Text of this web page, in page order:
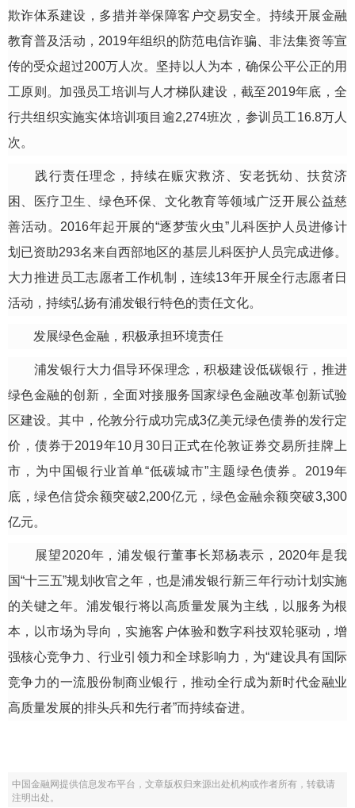
欺诈体系建设，多措并举保障客户交易安全。持续开展金融
教育普及活动，2019年组织的防范电信诈骗、非法集资等宣
传的受众超过200万人次。坚持以人为本，确保公平公正的用
工原则。加强员工培训与人才梯队建设，截至2019年底，全
行共组织实施实体培训项目逾2,274班次，参训员工16.8万人
次。
践行责任理念，持续在赈灾救济、安老抚幼、扶贫济
困、医疗卫生、绿色环保、文化教育等领域广泛开展公益慈
善活动。2016年起开展的“逐梦萤火虫”儿科医护人员进修计
划已资助293名来自西部地区的基层儿科医护人员完成进修。
大力推进员工志愿者工作机制，连续13年开展全行志愿者日
活动，持续弘扬有浦发银行特色的责任文化。
发展绿色金融，积极承担环境责任
浦发银行大力倡导环保理念，积极建设低碳银行，推进
绿色金融的创新，全面对接服务国家绿色金融改革创新试验
区建设。其中，伦敦分行成功完成3亿美元绿色债券的发行定
价，债券于2019年10月30日正式在伦敦证券交易所挂牌上
市，为中国银行业首单“低碳城市”主题绿色债券。2019年
底，绿色信贷余额突破2,200亿元，绿色金融余额突破3,300
亿元。
展望2020年，浦发银行董事长郑杨表示，2020年是我
国“十三五”规划收官之年，也是浦发银行新三年行动计划实施
的关键之年。浦发银行将以高质量发展为主线，以服务为根
本，以市场为导向，实施客户体验和数字科技双轮驱动，增
强核心竞争力、行业引领力和全球影响力，为“建设具有国际
竞争力的一流股份制商业银行，推动全行成为新时代金融业
高质量发展的排头兵和先行者”而持续奋进。
中国金融网提供信息发布平台，文章版权归来源出处机构或作者所有，转载请
注明出处。